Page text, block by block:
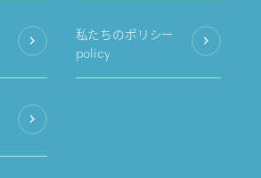
私たちのポリシー
policy